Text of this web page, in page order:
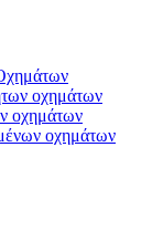
οχημάτων
οχημάτων
οχημάτων